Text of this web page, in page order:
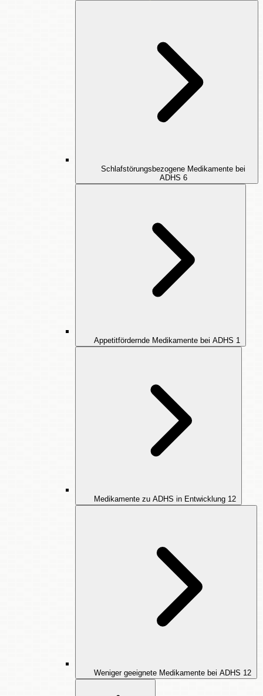
Schlafstörungsbezogene Medikamente bei
ADHS 6
Appetitfördernde Medikamente bei ADHS 1
Medikamente zu ADHS in Entwicklung 12
Weniger geeignete Medikamente bei ADHS 12